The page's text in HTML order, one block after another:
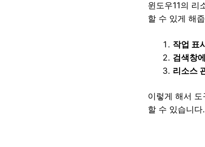
윈도우11의 리
할 수 있게 해
작업 표
검색창
리소스
이렇게 해서
할 수 있습니다.